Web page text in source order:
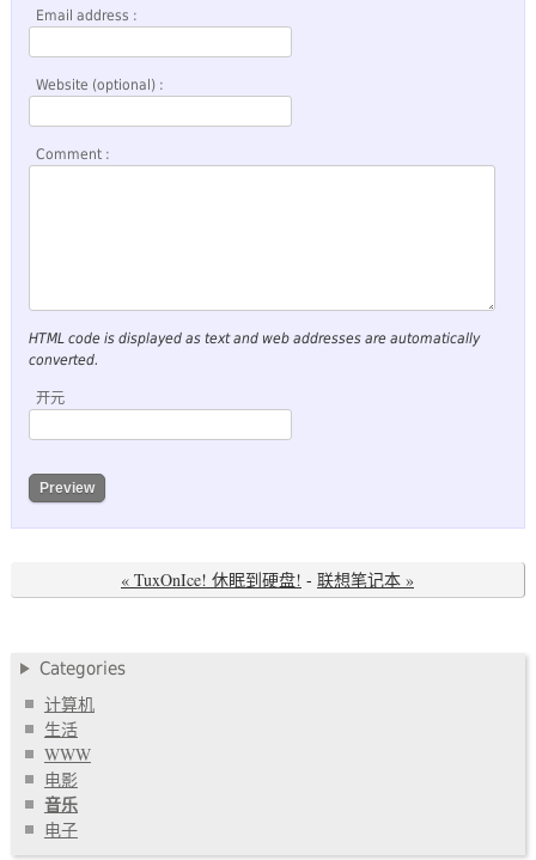
Email address :
Website (optional) :
Comment :
HTML code is displayed as text and web addresses are automatically
converted.
开元
« TuxOnIce! 休眠到硬盘! - 联想笔记本 »
Categories
计算机
生活
WWW
电影
音乐
电子